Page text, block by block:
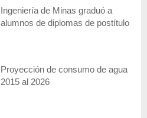
Ingeniería de Minas graduó a
alumnos de diplomas de postítulo
Proyección de consumo de agua
2015 al 2026